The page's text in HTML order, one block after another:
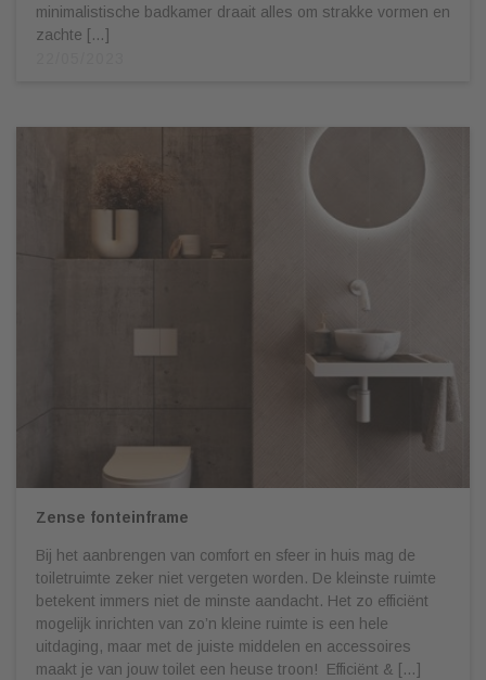
minimalistische badkamer draait alles om strakke vormen en
zachte […]
Zense fonteinframe
Bij het aanbrengen van comfort en sfeer in huis mag de
toiletruimte zeker niet vergeten worden. De kleinste ruimte
betekent immers niet de minste aandacht. Het zo efficiënt
mogelijk inrichten van zo’n kleine ruimte is een hele
uitdaging, maar met de juiste middelen en accessoires
maakt je van jouw toilet een heuse troon! Efficiënt & […]